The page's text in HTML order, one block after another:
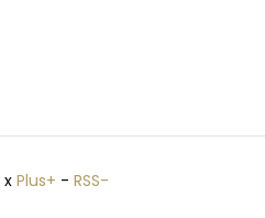
xPlus+ -RSS-